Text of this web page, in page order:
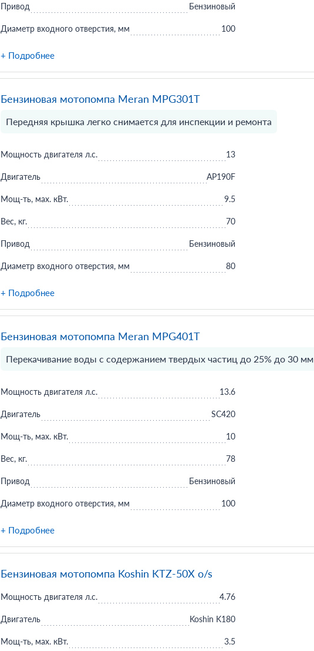
Привод Бензиновый
Диаметр входного отверстия, мм 100
+ Подробнее
Бензиновая мотопомпа Meran MPG301T
Передняя крышка легко снимается для инспекции и ремонта
Мощность двигателя л.с. 13
Двигатель AP190F
Мощ-ть, мax. кВт. 9.5
Вес, кг. 70
Привод Бензиновый
Диаметр входного отверстия, мм 80
+ Подробнее
Бензиновая мотопомпа Meran MPG401T
Перекачивание воды с содержанием твердых частиц до 25% до 30 мм
Мощность двигателя л.с. 13.6
Двигатель SC420
Мощ-ть, мax. кВт. 10
Вес, кг. 78
Привод Бензиновый
Диаметр входного отверстия, мм 100
+ Подробнее
Бензиновая мотопомпа Koshin KTZ-50X o/s
Мощность двигателя л.с. 4.76
Двигатель Koshin K180
Мощ-ть, мax. кВт. 3.5